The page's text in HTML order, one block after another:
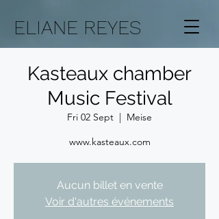
ELIANE REYES
Kasteaux chamber
Music Festival
Fri 02 Sept
  |
Meise
www.kasteaux.com
Aucun billet en vente
Voir d'autres événements